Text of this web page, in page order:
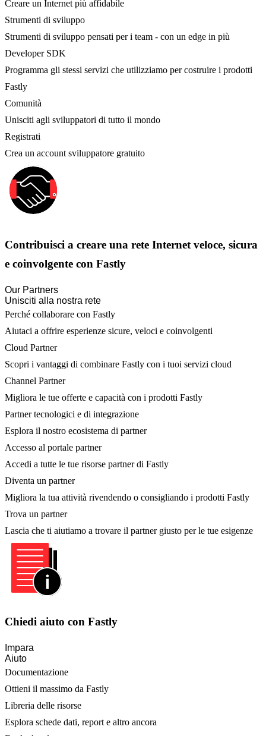
Creare un Internet più affidabile
Strumenti di sviluppo
Strumenti di sviluppo pensati per i team - con un edge in più
Developer SDK
Programma gli stessi servizi che utilizziamo per costruire i prodotti
Fastly
Comunità
Unisciti agli sviluppatori di tutto il mondo
Registrati
Crea un account sviluppatore gratuito
Contribuisci a creare una rete Internet veloce, sicura
e coinvolgente con Fastly
Our Partners
Unisciti alla nostra rete
Perché collaborare con Fastly
Aiutaci a offrire esperienze sicure, veloci e coinvolgenti
Cloud Partner
Scopri i vantaggi di combinare Fastly con i tuoi servizi cloud
Channel Partner
Migliora le tue offerte e capacità con i prodotti Fastly
Partner tecnologici e di integrazione
Esplora il nostro ecosistema di partner
Accesso al portale partner
Accedi a tutte le tue risorse partner di Fastly
Diventa un partner
Migliora la tua attività rivendendo o consigliando i prodotti Fastly
Trova un partner
Lascia che ti aiutiamo a trovare il partner giusto per le tue esigenze
Chiedi aiuto con Fastly
Impara
Aiuto
Documentazione
Ottieni il massimo da Fastly
Libreria delle risorse
Esplora schede dati, report e altro ancora